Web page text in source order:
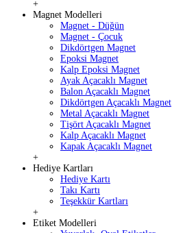
+
Magnet Modelleri
Magnet - Düğün
Magnet - Çocuk
Dikdörtgen Magnet
Epoksi Magnet
Kalp Epoksi Magnet
Ayak Açacaklı Magnet
Balon Açacaklı Magnet
Dikdörtgen Açacaklı Magnet
Metal Açacaklı Magnet
Tişört Açacaklı Magnet
Kalp Açacaklı Magnet
Kapak Açacaklı Magnet
+
Hediye Kartları
Hediye Kartı
Takı Kartı
Teşekkür Kartları
+
Etiket Modelleri